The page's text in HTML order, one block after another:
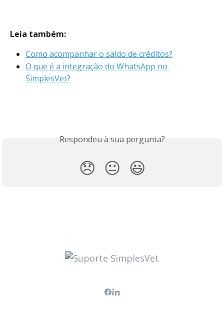
Leia também:
Como acompanhar o saldo de créditos?
O que é a integração do WhatsApp no
SimplesVet?
Respondeu à sua pergunta?
😞 😐 😃